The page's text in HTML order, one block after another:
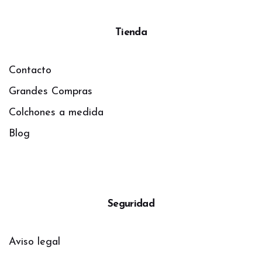
Tienda
Contacto
Grandes Compras
Colchones a medida
Blog
Seguridad
Aviso legal